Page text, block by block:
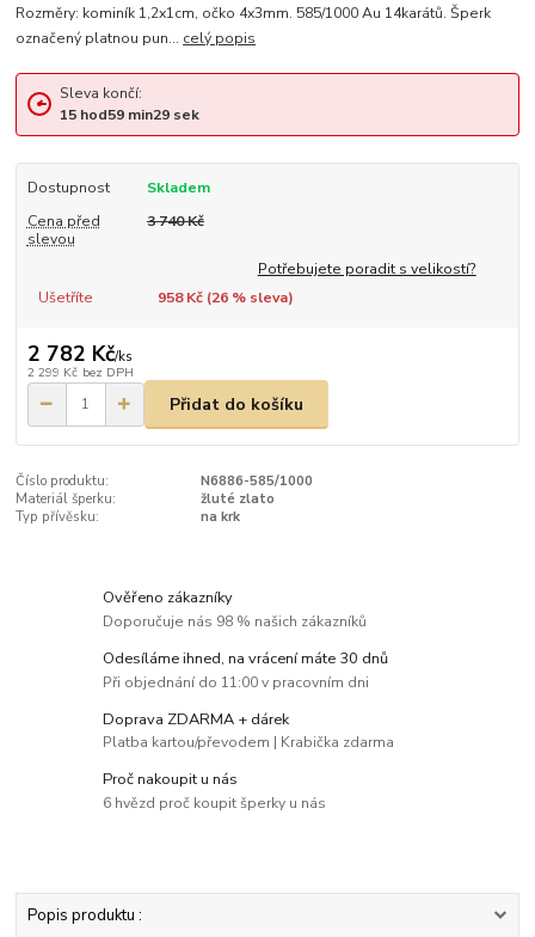
Rozměry: kominík 1,2x1cm, očko 4x3mm. 585/1000 Au 14karátů. Šperk
označený platnou pun... celý popis
Sleva končí:
15hod59min28sek
Dostupnost
Skladem
Cena před
slevou
3 740 Kč
Potřebujete poradit s velikostí?
Ušetříte
958 Kč (26% sleva)
2 782 Kč/ks
2 299 Kč bez DPH
Přidat do košíku
Číslo produktu:
N6886-585/1000
Materiál šperku:
žluté zlato
Typ přívěsku:
na krk
Ověřeno zákazníky
Doporučuje nás 98 % našich zákazníků
Odesíláme ihned, na vrácení máte 30 dnů
Při objednání do 11:00 v pracovním dni
Doprava ZDARMA + dárek
Platba kartou/převodem | Krabička zdarma
Proč nakoupit u nás
6 hvězd proč koupit šperky u nás
Popis produktu :